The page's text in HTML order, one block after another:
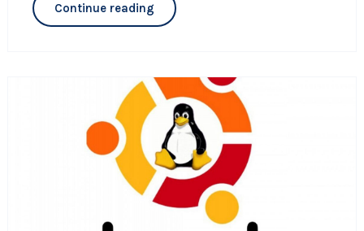
Continue reading